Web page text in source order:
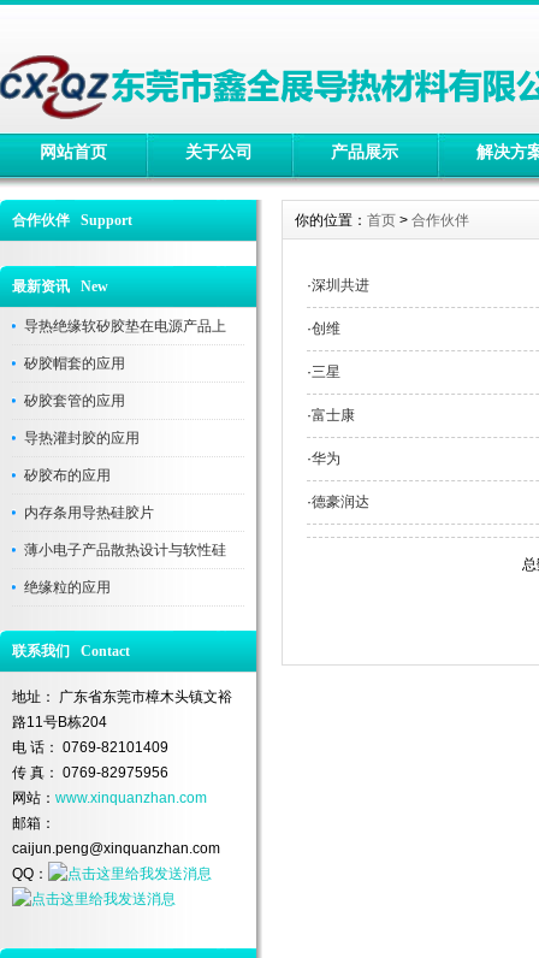
网站首页 关于公司 产品展示 解决方
合作伙伴 Support
最新资讯 New
导热绝缘软矽胶垫在电源产品上
矽胶帽套的应用
矽胶套管的应用
导热灌封胶的应用
矽胶布的应用
内存条用导热硅胶片
薄小电子产品散热设计与软性硅
绝缘粒的应用
联系我们 Contact
地址： 广东省东莞市樟木头镇文裕
路11号B栋204
电 话： 0769-82101409
传 真： 0769-82975956
网站： www.xinquanzhan.com
邮箱：
caijun.peng@xinquanzhan.com
QQ：
你的位置： 首页 > 合作伙伴
·深圳共进
·创维
·三星
·富士康
·华为
·德豪润达